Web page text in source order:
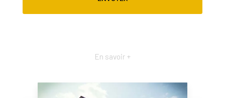
En savoir +